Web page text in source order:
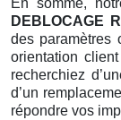
En somme,
DEBLOCAGE
des paramètres
orientation
recherchiez
d’un
répondre vos